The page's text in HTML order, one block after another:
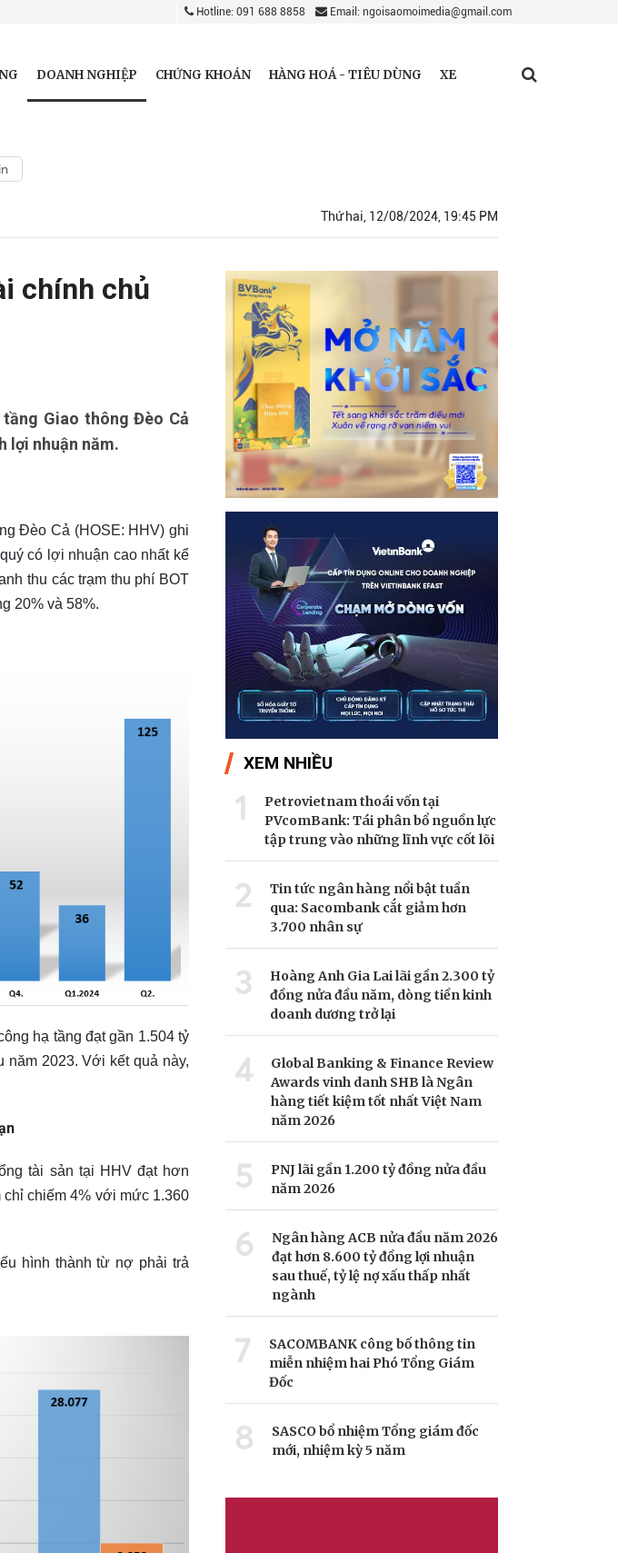
Hotline: 091 688 8858 Email: ngoisaomoimedia@gmail.com
DOANH NGHIỆP CHỨNG KHOÁN HÀNG HOÁ - TIÊU DÙNG XE
Thứ hai, 12/08/2024, 19:45 PM
chính chủ
Giao thông Đèo Cả
lợi nhuận năm.
Đèo Cả (HOSE: HHV) ghi
có lợi nhuận cao nhất kể
thu các trạm thu phí BOT
20% và 58%.
hạ tầng đạt gần 1.504 tỷ
năm 2023. Với kết quả này,
tài sản tại HHV đạt hơn
chỉ chiếm 4% với mức 1.360
hình thành từ nợ phải trả
XEM NHIỀU
1
Petrovietnam thoái vốn tại
PVcomBank: Tái phân bổ nguồn lực
tập trung vào những lĩnh vực cốt lõi
2
Tin tức ngân hàng nổi bật tuần
qua: Sacombank cắt giảm hơn
3.700 nhân sự
3
Hoàng Anh Gia Lai lãi gần 2.300 tỷ
đồng nửa đầu năm, dòng tiền kinh
doanh dương trở lại
4
Global Banking & Finance Review
Awards vinh danh SHB là Ngân
hàng tiết kiệm tốt nhất Việt Nam
năm 2026
5
PNJ lãi gần 1.200 tỷ đồng nửa đầu
năm 2026
6
Ngân hàng ACB nửa đầu năm 2026
đạt hơn 8.600 tỷ đồng lợi nhuận
sau thuế, tỷ lệ nợ xấu thấp nhất
ngành
7
SACOMBANK công bố thông tin
miễn nhiệm hai Phó Tổng Giám
Đốc
8
SASCO bổ nhiệm Tổng giám đốc
mới, nhiệm kỳ 5 năm